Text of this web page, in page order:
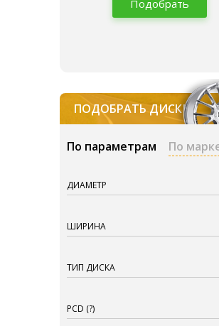
Подобрать
ПОДОБРАТЬ ДИСКИ
По параметрам По
ДИАМЕТР
ШИРИНА
ТИП ДИСКА
PCD (?)